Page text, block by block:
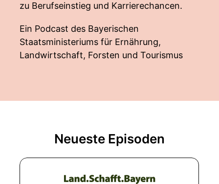
zu Berufseinstieg und Karrierechancen.
Ein Podcast des Bayerischen
Staatsministeriums für Ernährung,
Landwirtschaft, Forsten und Tourismus
Neueste Episoden